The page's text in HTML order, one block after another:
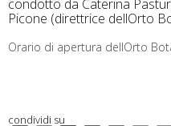
condotto da Caterina
Picone (direttrice dellOrto
Orario di apertura dellOrto
condividi su